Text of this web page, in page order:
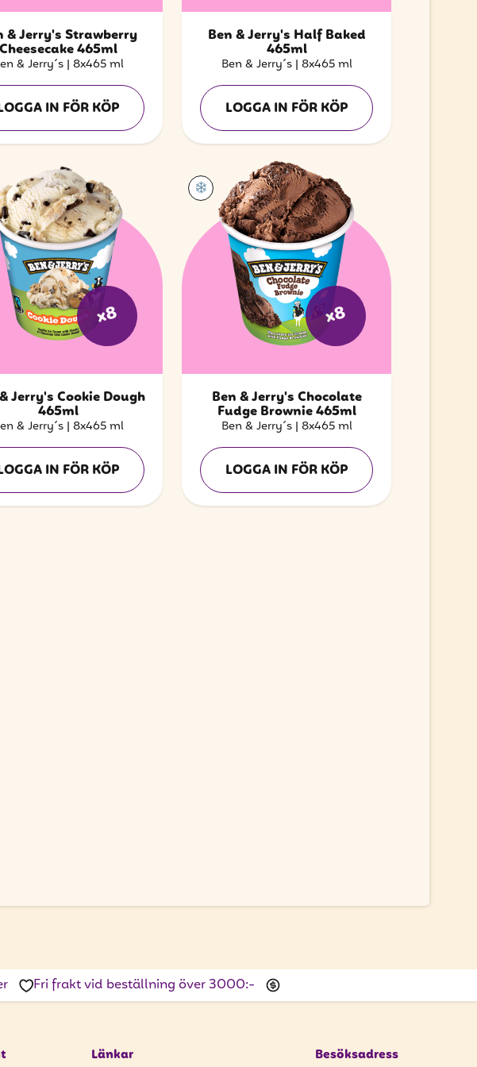
& Jerry's Strawberry
Cheesecake 465ml
& Jerry´s | 8x465 ml
IN FÖR KÖP
Ben & Jerry's Half Baked
465ml
Ben & Jerry´s | 8x465 ml
LOGGA IN FÖR KÖP
x8
Jerry's Cookie Dough
465ml
& Jerry´s | 8x465 ml
IN FÖR KÖP
x8
Ben & Jerry's Chocolate
Fudge Brownie 465ml
Ben & Jerry´s | 8x465 ml
LOGGA IN FÖR KÖP
Fri frakt vid beställning över 3000:-
Länkar
Besöksadress